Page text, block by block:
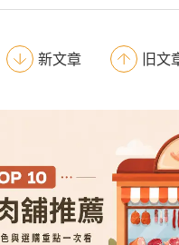
新文章 旧文